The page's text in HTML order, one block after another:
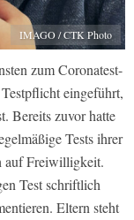
IMAGO / CTK Photo
zum Coronatest-
eingeführt,
Bereits zuvor hatte
Tests ihrer
auf Freiwilligkeit.
Test schriftlich
Eltern steht